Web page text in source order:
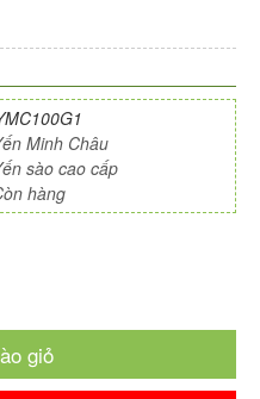
Minh Châu
sào cao cấp
hàng
giỏ